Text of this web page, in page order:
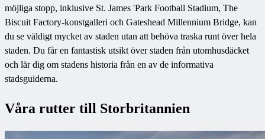
möjliga stopp, inklusive St. James 'Park Football Stadium, The
Biscuit Factory-konstgalleri och Gateshead Millennium Bridge, kan
du se väldigt mycket av staden utan att behöva traska runt över hela
staden. Du får en fantastisk utsikt över staden från utomhusdäcket
och lär dig om stadens historia från en av de informativa
stadsguiderna.
Våra rutter till Storbritannien